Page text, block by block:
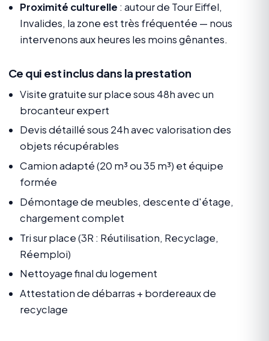
Proximité culturelle : autour de Tour Eiffel,
Invalides, la zone est très fréquentée — nous
intervenons aux heures les moins gênantes.
Ce qui est inclus dans la prestation
Visite gratuite sur place sous 48h avec un
brocanteur expert
Devis détaillé sous 24h avec valorisation des
objets récupérables
Camion adapté (20 m³ ou 35 m³) et équipe
formée
Démontage de meubles, descente d'étage,
chargement complet
Tri sur place (3R : Réutilisation, Recyclage,
Réemploi)
Nettoyage final du logement
Attestation de débarras + bordereaux de
recyclage